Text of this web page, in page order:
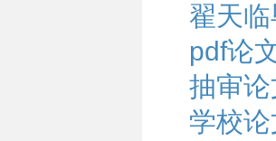
翟天
pdf论
抽审
学校